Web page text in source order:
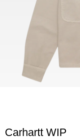
Carhartt WIP